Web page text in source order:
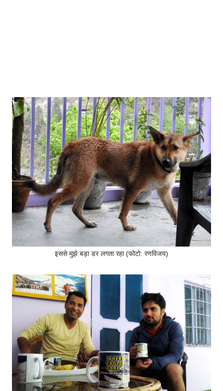
इससे मुझे बड़ा डर लगता रहा (फोटो: रणविजय)